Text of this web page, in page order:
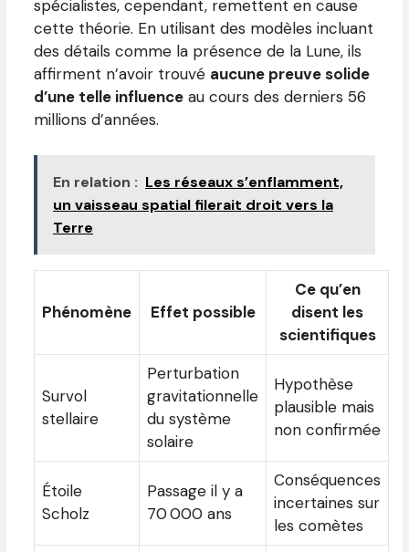
spécialistes, cependant, remettent en cause
cette théorie. En utilisant des modèles incluant
des détails comme la présence de la Lune, ils
affirment n’avoir trouvé aucune preuve solide
d’une telle influence au cours des derniers 56
millions d’années.
En relation : Les réseaux s’enflamment,
un vaisseau spatial filerait droit vers la
Terre
Phénomène Effet possible
Ce qu’en
disent les
scientifiques
Survol
stellaire
Perturbation
gravitationnelle
du système
solaire
Hypothèse
plausible mais
non confirmée
Étoile
Scholz
Passage il y a
70 000 ans
Conséquences
incertaines sur
les comètes